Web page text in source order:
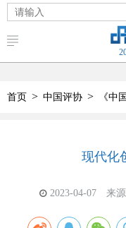
首页 > 中国评协 > 《中
现代化
2023-04-07 来源